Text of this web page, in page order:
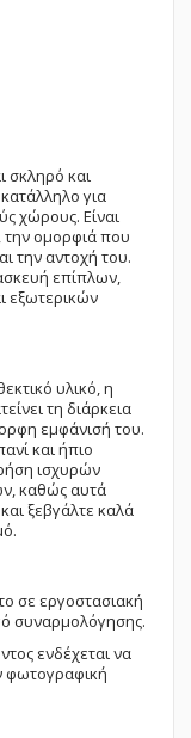
σκληρό και
για
χώρους. Είναι
την ομορφιά που
την αντοχή του.
επίπλων,
εξωτερικών
υλικό, η
τη διάρκεια
εμφάνισή του.
και ήπιο
ισχυρών
καθώς αυτά
ξεβγάλτε καλά
σε εργοστασιακή
συναρμολόγησης.
ενδέχεται να
φωτογραφική